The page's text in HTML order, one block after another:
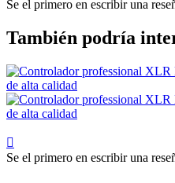
Se el primero en escribir una
También podría

Se el primero en escribir una